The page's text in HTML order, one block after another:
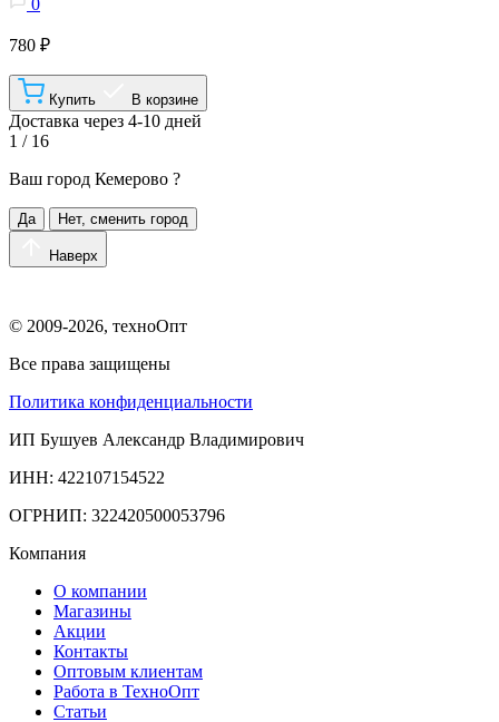
780 ₽
Купить В корзине
Доставка через 4-10 дней
1 / 16
Ваш город Кемерово ?
Да Нет, сменить город
Наверх
© 2009-2026, техноОпт
Все права защищены
Политика конфиденциальности
ИП Бушуев Александр Владимирович
ИНН: 422107154522
ОГРНИП: 322420500053796
Компания
О компании
Магазины
Акции
Контакты
Оптовым клиентам
Работа в ТехноОпт
Статьи